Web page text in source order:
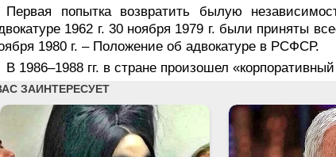
Первая попытка возвратить былую
1962 г. 30 ноября 1979 г. были приняты
1980 г. – Положение об адвокатуре в РСФСР.
В 1986–1988 гг. в стране произошел